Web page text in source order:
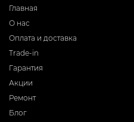
Главная
О нас
Оплата и доставка
Trade-in
Гарантия
Акции
Ремонт
Блог